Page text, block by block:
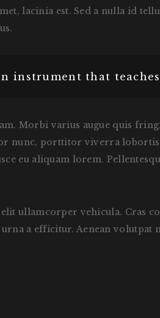
lacinia est. Sed a nulla id
instrument that
Morbi varius augue quis
nunc, porttitor viverra lobortis
eu aliquam lorem.
ullamcorper vehicula. Cras
a efficitur. Aenean